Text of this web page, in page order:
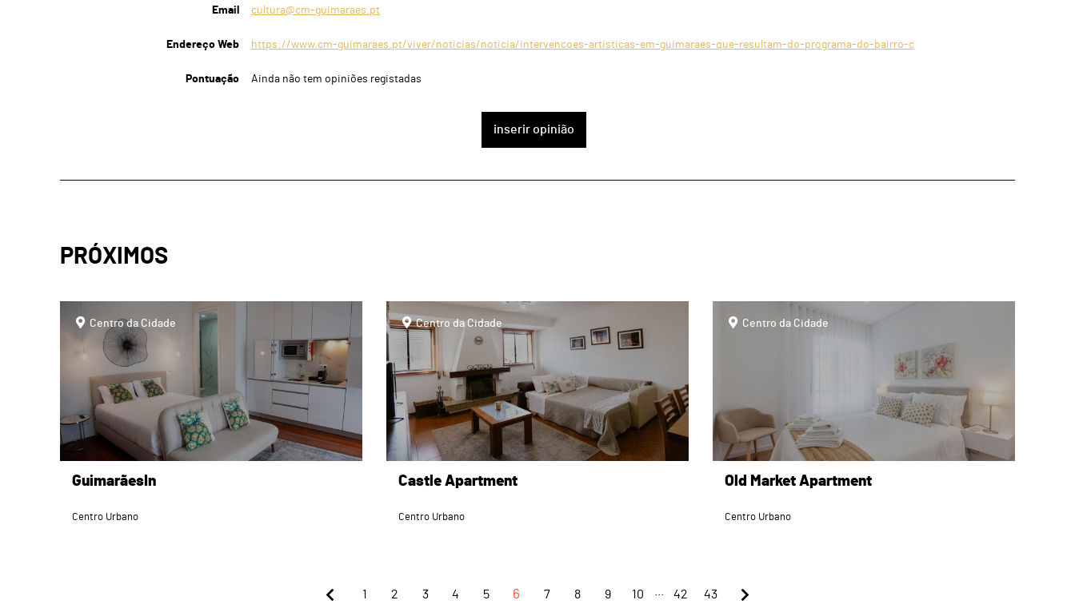
Email cultura@cm-guimaraes.pt
Endereço Web https://www.cm-guimaraes.pt/viver/noticias/noticia/intervencoes-artisticas-em-guimaraes-que-resultam-do-programa-do-bairro-c
Pontuação Ainda não tem opiniões registadas
inserir opinião
PRÓXIMOS
pageCentro da Cidade
GuimarãesIn
Centro Urbano
pageCentro da Cidade
Castle Apartment
Centro Urbano
pageCentro da Cidade
Old Market Apartment
Centro Urbano
1 2 3 4 5 6 7 8 9 10 42 43